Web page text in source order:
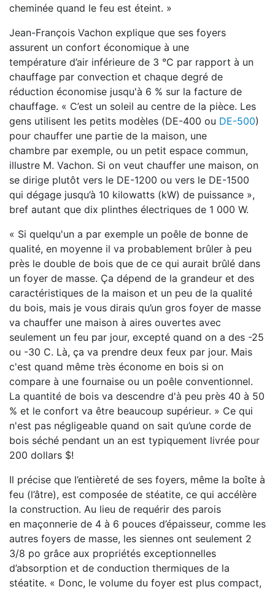
cheminée quand le feu est éteint. »
Jean-François Vachon explique que ses foyers
assurent un confort économique à une
température d’air inférieure de 3 °C par rapport à un
chauffage par convection et chaque degré de
réduction économise jusqu'à 6 % sur la facture de
chauffage. « C’est un soleil au centre de la pièce. Les
gens utilisent les petits modèles (DE-400 ou DE-500)
pour chauffer une partie de la maison, une
chambre par exemple, ou un petit espace commun,
illustre M. Vachon. Si on veut chauffer une maison, on
se dirige plutôt vers le DE-1200 ou vers le DE-1500
qui dégage jusqu’à 10 kilowatts (kW) de puissance »,
bref autant que dix plinthes électriques de 1 000 W.
« Si quelqu'un a par exemple un poêle de bonne de
qualité, en moyenne il va probablement brûler à peu
près le double de bois que de ce qui aurait brûlé dans
un foyer de masse. Ça dépend de la grandeur et des
caractéristiques de la maison et un peu de la qualité
du bois, mais je vous dirais qu’un gros foyer de masse
va chauffer une maison à aires ouvertes avec
seulement un feu par jour, excepté quand on a des -25
ou -30 C. Là, ça va prendre deux feux par jour. Mais
c'est quand même très économe en bois si on
compare à une fournaise ou un poêle conventionnel.
La quantité de bois va descendre d'à peu près 40 à 50
% et le confort va être beaucoup supérieur. » Ce qui
n'est pas négligeable quand on sait qu’une corde de
bois séché pendant un an est typiquement livrée pour
200 dollars $!
Il précise que l’entièreté de ses foyers, même la boîte à
feu (l’âtre), est composée de stéatite, ce qui accélère
la construction. Au lieu de requérir des parois
en maçonnerie de 4 à 6 pouces d’épaisseur, comme les
autres foyers de masse, les siennes ont seulement 2
3/8 po grâce aux propriétés exceptionnelles
d’absorption et de conduction thermiques de la
stéatite. « Donc, le volume du foyer est plus compact,